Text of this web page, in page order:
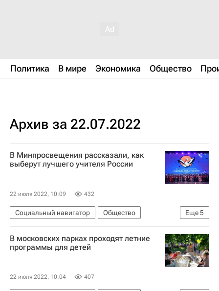
Политика В мире Экономика Общество
Архив за 22.07.2022
В Минпросвещения рассказали, как
выберут лучшего учителя России
22 июля 2022, 10:09 432
Еще5
Социальный навигатор
Общество
Владимир Путин
Сергей Кравцов
Россия
Учитель года России
СН_Образование
В московских парках проходят летние
программы для детей
22 июля 2022, 10:04 407